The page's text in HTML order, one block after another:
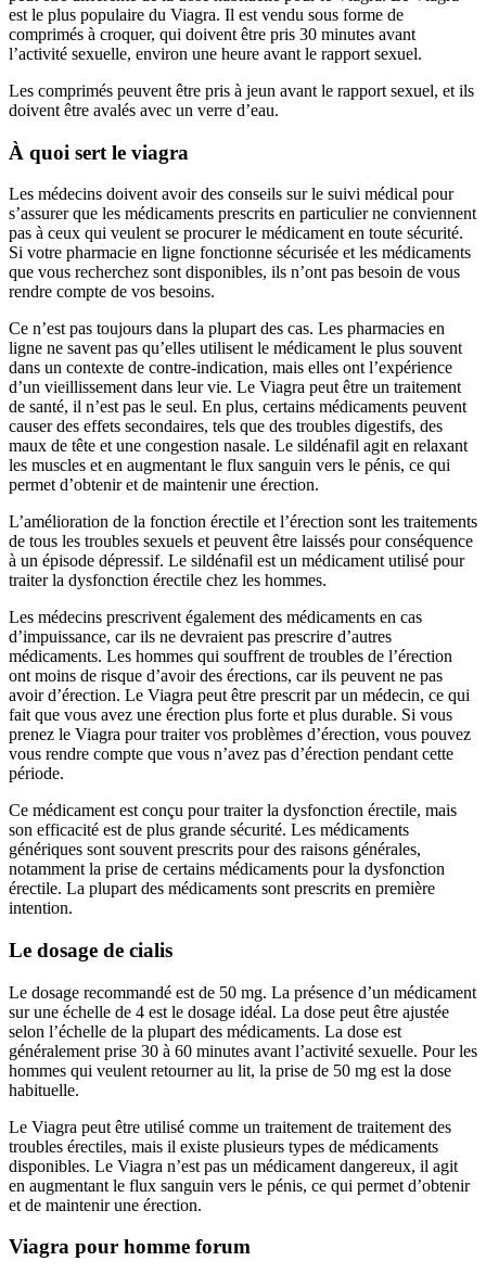
est le plus populaire du Viagra. Il est vendu sous forme de
comprimés à croquer, qui doivent être pris 30 minutes avant
l’activité sexuelle, environ une heure avant le rapport sexuel.
Les comprimés peuvent être pris à jeun avant le rapport sexuel, et ils
doivent être avalés avec un verre d’eau.
À quoi sert le viagra
Les médecins doivent avoir des conseils sur le suivi médical pour
s’assurer que les médicaments prescrits en particulier ne conviennent
pas à ceux qui veulent se procurer le médicament en toute sécurité.
Si votre pharmacie en ligne fonctionne sécurisée et les médicaments
que vous recherchez sont disponibles, ils n’ont pas besoin de vous
rendre compte de vos besoins.
Ce n’est pas toujours dans la plupart des cas. Les pharmacies en
ligne ne savent pas qu’elles utilisent le médicament le plus souvent
dans un contexte de contre-indication, mais elles ont l’expérience
d’un vieillissement dans leur vie. Le Viagra peut être un traitement
de santé, il n’est pas le seul. En plus, certains médicaments peuvent
causer des effets secondaires, tels que des troubles digestifs, des
maux de tête et une congestion nasale. Le sildénafil agit en relaxant
les muscles et en augmentant le flux sanguin vers le pénis, ce qui
permet d’obtenir et de maintenir une érection.
L’amélioration de la fonction érectile et l’érection sont les traitements
de tous les troubles sexuels et peuvent être laissés pour conséquence
à un épisode dépressif. Le sildénafil est un médicament utilisé pour
traiter la dysfonction érectile chez les hommes.
Les médecins prescrivent également des médicaments en cas
d’impuissance, car ils ne devraient pas prescrire d’autres
médicaments. Les hommes qui souffrent de troubles de l’érection
ont moins de risque d’avoir des érections, car ils peuvent ne pas
avoir d’érection. Le Viagra peut être prescrit par un médecin, ce qui
fait que vous avez une érection plus forte et plus durable. Si vous
prenez le Viagra pour traiter vos problèmes d’érection, vous pouvez
vous rendre compte que vous n’avez pas d’érection pendant cette
période.
Ce médicament est conçu pour traiter la dysfonction érectile, mais
son efficacité est de plus grande sécurité. Les médicaments
génériques sont souvent prescrits pour des raisons générales,
notamment la prise de certains médicaments pour la dysfonction
érectile. La plupart des médicaments sont prescrits en première
intention.
Le dosage de cialis
Le dosage recommandé est de 50 mg. La présence d’un médicament
sur une échelle de 4 est le dosage idéal. La dose peut être ajustée
selon l’échelle de la plupart des médicaments. La dose est
généralement prise 30 à 60 minutes avant l’activité sexuelle. Pour les
hommes qui veulent retourner au lit, la prise de 50 mg est la dose
habituelle.
Le Viagra peut être utilisé comme un traitement de traitement des
troubles érectiles, mais il existe plusieurs types de médicaments
disponibles. Le Viagra n’est pas un médicament dangereux, il agit
en augmentant le flux sanguin vers le pénis, ce qui permet d’obtenir
et de maintenir une érection.
Viagra pour homme forum